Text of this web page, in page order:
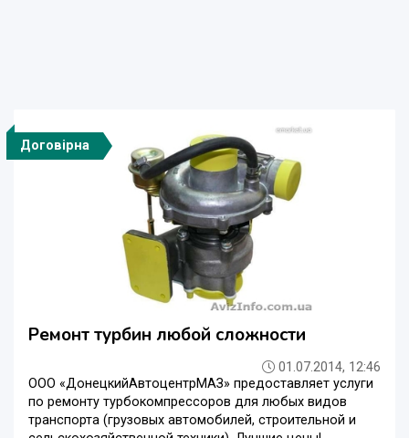
Договірна
Ремонт турбин любой сложности
01.07.2014, 12:46
ООО «ДонецкийАвтоцентрМАЗ» предоставляет услуги
по ремонту турбокомпрессоров для любых видов
транспорта (грузовых автомобилей, строительной и